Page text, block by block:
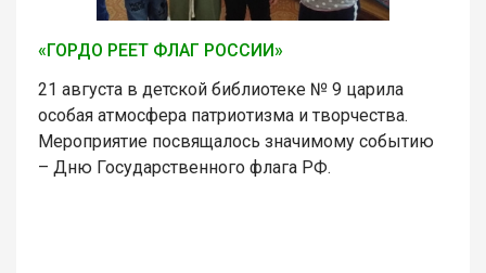
«ГОРДО РЕЕТ ФЛАГ РОССИИ»
21 августа в детской библиотеке № 9 царила
особая атмосфера патриотизма и творчества.
Мероприятие посвящалось значимому событию
– Дню Государственного флага РФ.